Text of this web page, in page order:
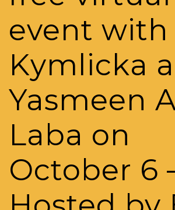
event with
Kymlicka
Yasmeen
Laba on
October 6